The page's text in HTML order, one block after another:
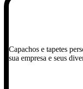
Capachos e tapetes
sua empresa e seus